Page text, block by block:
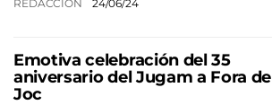
REDACCIÓN 24/06/24
Emotiva celebración del 35
aniversario del Jugam a Fora de
Joc